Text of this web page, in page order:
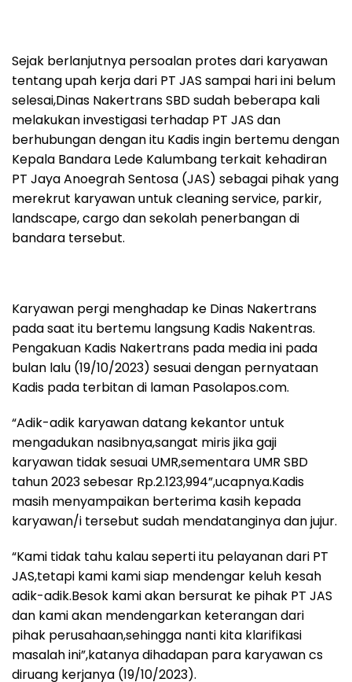
Sejak berlanjutnya persoalan protes dari karyawan
tentang upah kerja dari PT JAS sampai hari ini belum
selesai,Dinas Nakertrans SBD sudah beberapa kali
melakukan investigasi terhadap PT JAS dan
berhubungan dengan itu Kadis ingin bertemu dengan
Kepala Bandara Lede Kalumbang terkait kehadiran
PT Jaya Anoegrah Sentosa (JAS) sebagai pihak yang
merekrut karyawan untuk cleaning service, parkir,
landscape, cargo dan sekolah penerbangan di
bandara tersebut.
Karyawan pergi menghadap ke Dinas Nakertrans
pada saat itu bertemu langsung Kadis Nakentras.
Pengakuan Kadis Nakertrans pada media ini pada
bulan lalu (19/10/2023) sesuai dengan pernyataan
Kadis pada terbitan di laman Pasolapos.com.
“Adik-adik karyawan datang kekantor untuk
mengadukan nasibnya,sangat miris jika gaji
karyawan tidak sesuai UMR,sementara UMR SBD
tahun 2023 sebesar Rp.2.123,994”,ucapnya.Kadis
masih menyampaikan berterima kasih kepada
karyawan/i tersebut sudah mendatanginya dan jujur.
“Kami tidak tahu kalau seperti itu pelayanan dari PT
JAS,tetapi kami kami siap mendengar keluh kesah
adik-adik.Besok kami akan bersurat ke pihak PT JAS
dan kami akan mendengarkan keterangan dari
pihak perusahaan,sehingga nanti kita klarifikasi
masalah ini”,katanya dihadapan para karyawan cs
diruang kerjanya (19/10/2023).